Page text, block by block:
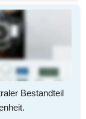
Bestandteil